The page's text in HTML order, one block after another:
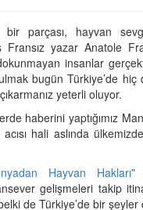
bir parçası, hayvan
Fransız yazar Anatole
insanlar
bugün Türkiye’de
yeterli oluyor.
haberini yaptığımız
acısı hali aslında
Hayvan Hakları”
gelişmeleri takip
de Türkiye’de bir